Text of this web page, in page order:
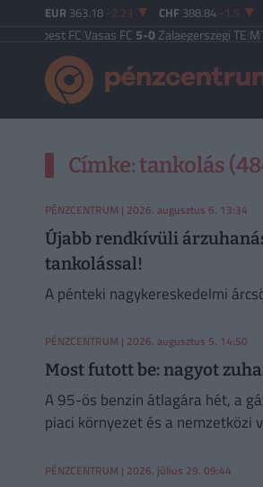
EUR 363.18 -2.23 CHF 388.84 -1.5
Újpest FC|Vasas FC5-0Zalaegerszegi TE|MTK
Címke: tankolás
PÉNZCENTRUM | 2026. augusztus 6. 13:34
Újabb rendkívüli
tankolással!
A pénteki nagykereskedelmi
PÉNZCENTRUM | 2026. augusztus 5. 14:50
Most futott be: nagyot
A 95-ös benzin átlagára hét, a
piaci környezet és a nemzetközi
PÉNZCENTRUM | 2026. július 29. 09:44